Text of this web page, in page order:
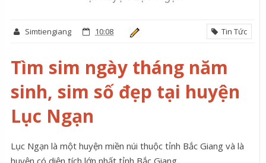
Simtiengiang 10:08 Tin Tức
Tìm sim ngày tháng năm
sinh, sim số đẹp tại huyện
Lục Ngạn
Lục Ngạn là một huyện miền núi thuộc tỉnh Bắc Giang và là